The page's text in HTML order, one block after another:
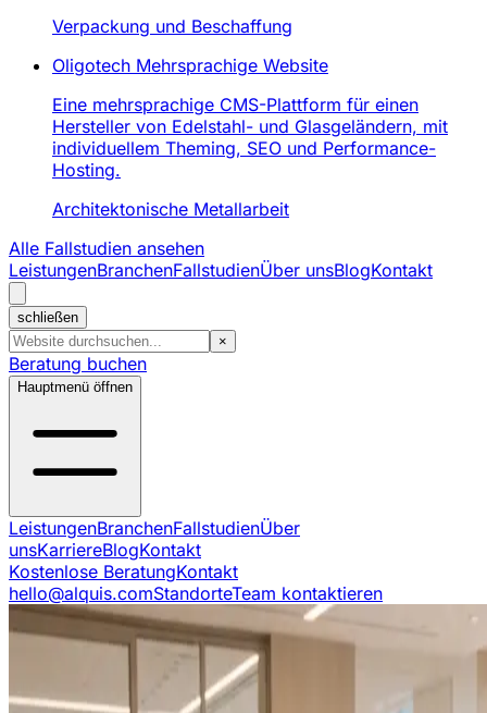
Verpackung und Beschaffung
Oligotech Mehrsprachige Website
Eine mehrsprachige CMS-Plattform für einen
Hersteller von Edelstahl- und Glasgeländern, mit
individuellem Theming, SEO und Performance-
Hosting.
Architektonische Metallarbeit
Alle Fallstudien ansehen
LeistungenBranchenFallstudienÜber unsBlogKontakt
schließen
×
Beratung buchen
Hauptmenü öffnen
LeistungenBranchenFallstudienÜber
unsKarriereBlogKontakt
Kostenlose BeratungKontakt
hello@alquis.comStandorteTeam kontaktieren